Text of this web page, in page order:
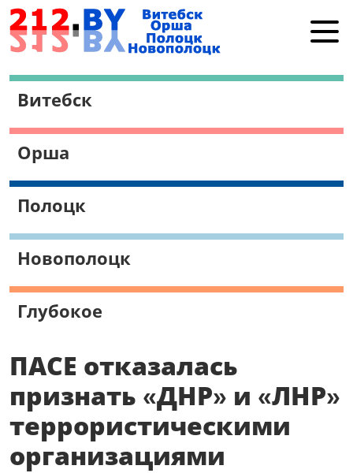
Витебск
Полоцк
Работа в Витебске
Витебск
Орша
Полоцк
Новополоцк
Глубокое
ПАСЕ отказалась
признать «ДНР» и «ЛНР»
террористическими
организациями